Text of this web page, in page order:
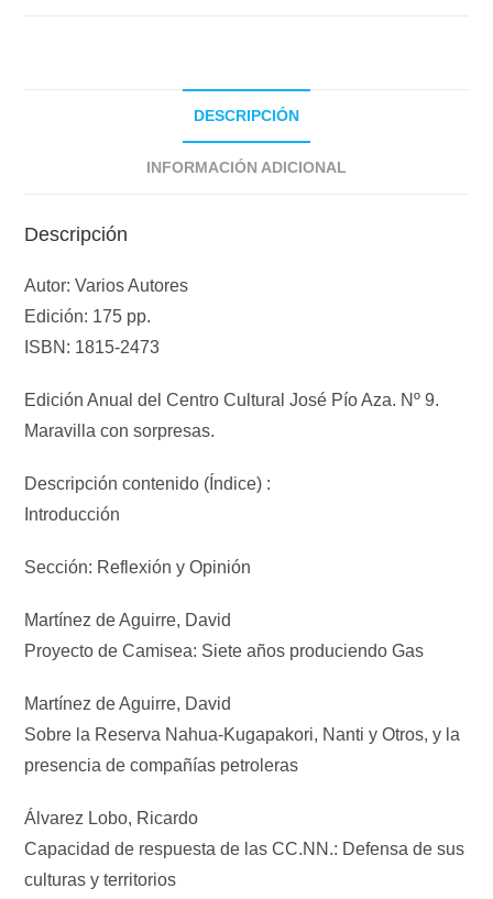
DESCRIPCIÓN
INFORMACIÓN ADICIONAL
Descripción
Autor: Varios Autores
Edición: 175 pp.
ISBN: 1815-2473
Edición Anual del Centro Cultural José Pío Aza. Nº 9.
Maravilla con sorpresas.
Descripción contenido (Índice) :
Introducción
Sección: Reflexión y Opinión
Martínez de Aguirre, David
Proyecto de Camisea: Siete años produciendo Gas
Martínez de Aguirre, David
Sobre la Reserva Nahua-Kugapakori, Nanti y Otros, y la
presencia de compañías petroleras
Álvarez Lobo, Ricardo
Capacidad de respuesta de las CC.NN.: Defensa de sus
culturas y territorios